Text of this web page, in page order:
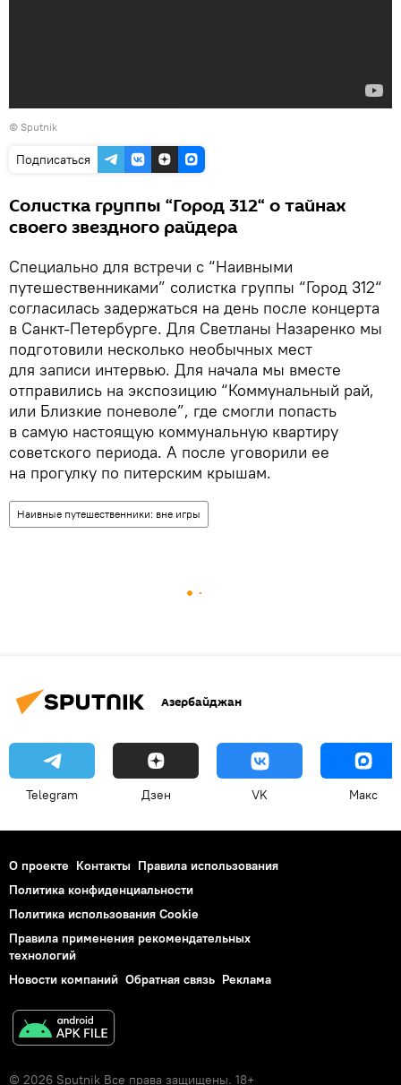
© Sputnik
Подписаться
Солистка группы “Город 312“ о тайнах
своего звездного райдера
Специально для встречи с “Наивными
путешественниками” солистка группы “Город 312“
согласилась задержаться на день после концерта
в Санкт-Петербурге. Для Светланы Назаренко мы
подготовили несколько необычных мест
для записи интервью. Для начала мы вместе
отправились на экспозицию “Коммунальный рай,
или Близкие поневоле”, где смогли попасть
в самую настоящую коммунальную квартиру
советского периода. А после уговорили ее
на прогулку по питерским крышам.
Наивные путешественники: вне игры
Азербайджан
Telegram Дзен VK Макс
О проекте Контакты Правила использования
Политика конфиденциальности
Политика использования Cookie
Правила применения рекомендательных
технологий
Новости компаний Обратная связь Реклама
© 2026 Sputnik Все права защищены. 18+